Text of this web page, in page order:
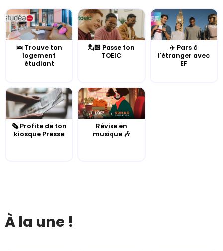
🛌 Trouve ton
logement
étudiant
💂🏻 Passe ton
TOEIC
✈️ Pars à
l'étranger avec
EF
🗞️ Profite de ton
kiosque Presse
Révise en
musique 🎶
À la une !